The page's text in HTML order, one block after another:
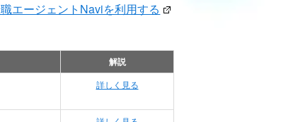
エージェントNaviを利用する
解説
詳しく見る